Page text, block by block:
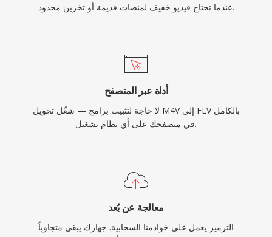
عندما تحتاج فيديو خفيف لمنصات قديمة أو تخزين محدود.
أداة عبر المتصفح
لا حاجة لتثبيت برامج — شغّل تحويل M4V إلى FLV بالكامل
في متصفحك على أي نظام تشغيل.
معالجة عن بُعد
الترميز يعمل على خوادمنا السحابية. جهازك يبقى متجاوباً